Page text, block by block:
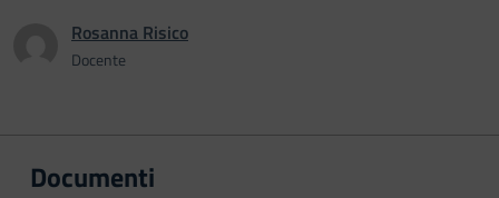
Rosanna Risico
Docente
Documenti